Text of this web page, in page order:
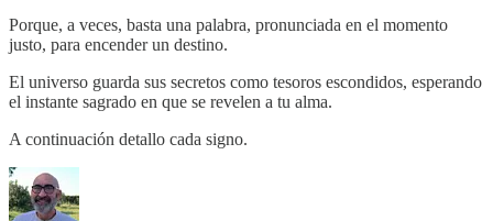
Porque, a veces, basta una palabra, pronunciada en el momento
justo, para encender un destino.
El universo guarda sus secretos como tesoros escondidos, esperando
el instante sagrado en que se revelen a tu alma.
A continuación detallo cada signo.